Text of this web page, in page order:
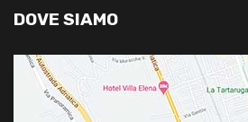
DOVE SIAMO